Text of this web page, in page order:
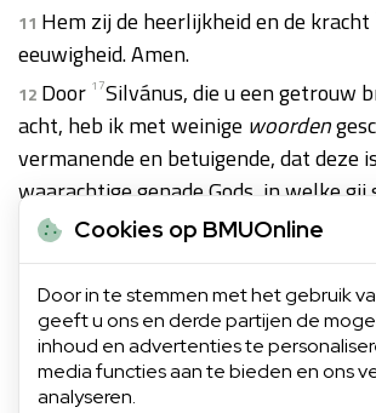
11 Hem zij de heerlijkheid en de kracht
eeuwigheid. Amen.
12 Door 17Silvánus, die u een getrouw
acht, heb ik met weinige woorden
vermanende en betuigende, dat deze is
waarachtige genade Gods, in welke gij
13U groet de medeuitverkoren
Babylon is, en Markus, mijn zoon.
14Groet elkanderqmet een kus der
allen die in Christus Jezus zijt. Amen.
Cookies op BMUOnline
Door in te stemmen met het gebruik
geeft u ons en derde partijen de
inhoud en advertenties te
media functies aan te bieden en ons
analyseren.